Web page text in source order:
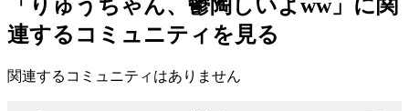
「りゅうちゃん、鬱陶しいよww」に関
連するコミュニティを見る
関連するコミュニティはありません